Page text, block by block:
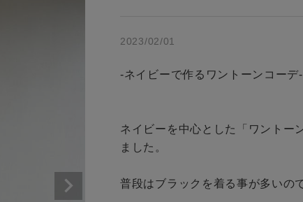
アイテムを探す
ブランドから探す
会
ギフ
セール価格 WEB限
2023/02/01
-ネイビーで作るワントーンコーデ-
ネイビーを中心とした「ワントー
ました。
普段はブラックを着る事が多いの